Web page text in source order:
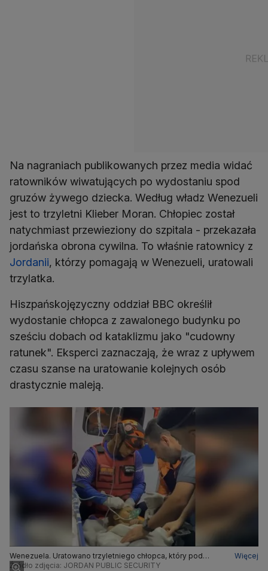
Na nagraniach publikowanych przez media widać
ratowników wiwatujących po wydostaniu spod
gruzów żywego dziecka. Według władz Wenezueli
jest to trzyletni Klieber Moran. Chłopiec został
natychmiast przewieziony do szpitala - przekazała
jordańska obrona cywilna. To właśnie ratownicy z
Jordanii, którzy pomagają w Wenezueli, uratowali
trzylatka.
Hiszpańskojęzyczny oddział BBC określił
wydostanie chłopca z zawalonego budynku po
sześciu dobach od kataklizmu jako "cudowny
ratunek". Eksperci zaznaczają, że wraz z upływem
czasu szanse na uratowanie kolejnych osób
drastycznie maleją.
Wenezuela. Uratowano trzyletniego chłopca, który pod
gruzami spędził sześć dni
Więcej
Źródło zdjęcia: JORDAN PUBLIC SECURITY